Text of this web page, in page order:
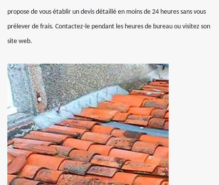
propose de vous établir un devis détaillé en moins de 24 heures sans vous
prélever de frais. Contactez-le pendant les heures de bureau ou visitez son
site web.